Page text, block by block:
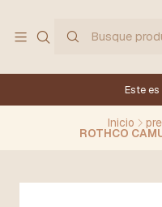
Este
Inicio
ROTHCO